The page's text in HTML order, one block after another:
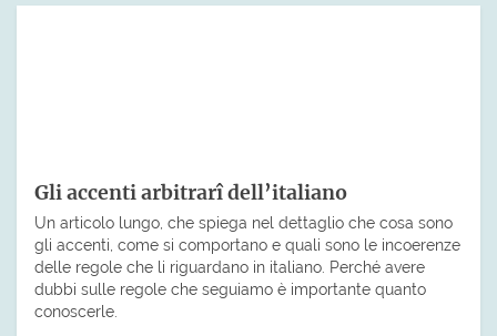
Gli accenti arbitrarî dell’italiano
Un articolo lungo, che spiega nel dettaglio che cosa sono
gli accenti, come si comportano e quali sono le incoerenze
delle regole che li riguardano in italiano. Perché avere
dubbi sulle regole che seguiamo è importante quanto
conoscerle.